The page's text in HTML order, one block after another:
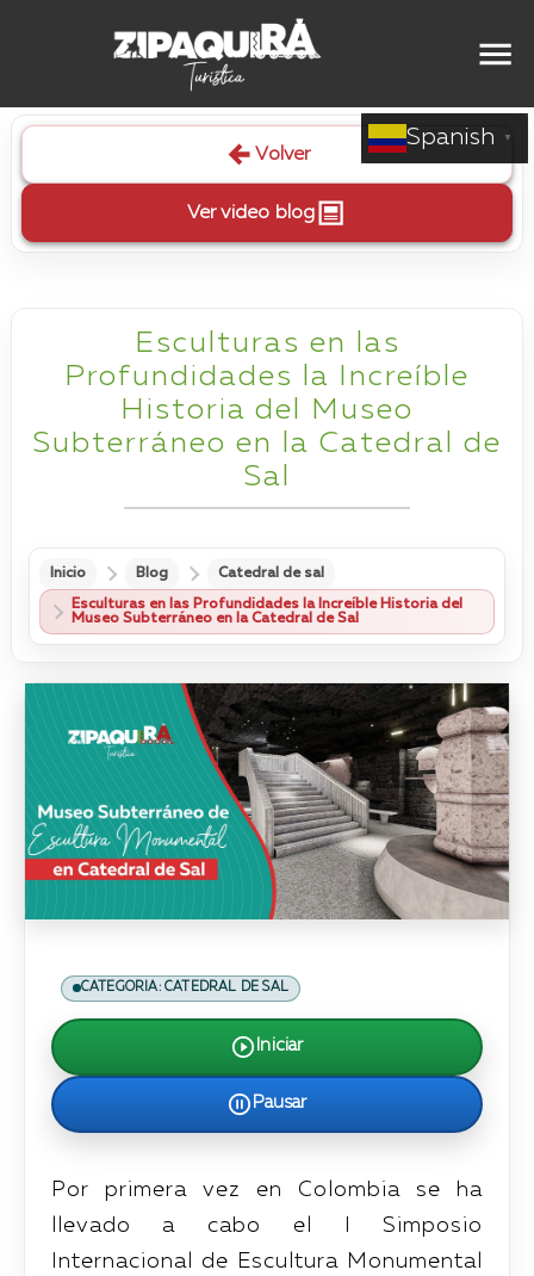
Spanish ▼
Volver
Ver video blog
Esculturas en las
Profundidades la Increíble
Historia del Museo
Subterráneo en la Catedral de
Sal
Inicio Blog Catedral de sal
Esculturas en las Profundidades la Increíble Historia del
Museo Subterráneo en la Catedral de Sal
CATEGORIA: CATEDRAL DE SAL
Iniciar
Pausar
Por primera vez en Colombia se ha
llevado a cabo el I Simposio
Internacional de Escultura Monumental